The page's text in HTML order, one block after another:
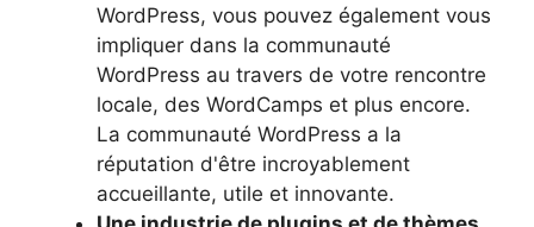
WordPress, vous pouvez également vous
impliquer dans la communauté
WordPress au travers de votre rencontre
locale, des WordCamps et plus encore.
La communauté WordPress a la
réputation d'être incroyablement
accueillante, utile et innovante.